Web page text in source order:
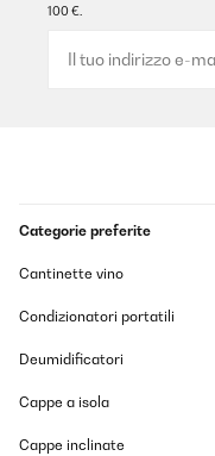
100 €.
Categorie preferite
Cantinette vino
Condizionatori portatili
Deumidificatori
Cappe a isola
Cappe inclinate